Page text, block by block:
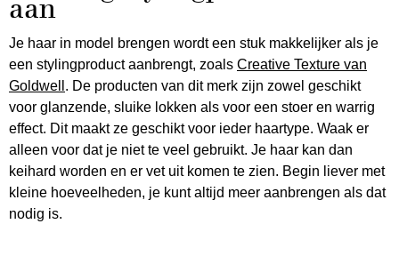
aan
Je haar in model brengen wordt een stuk makkelijker als je
een stylingproduct aanbrengt, zoals Creative Texture van
Goldwell . De producten van dit merk zijn zowel geschikt
voor glanzende, sluike lokken als voor een stoer en warrig
effect. Dit maakt ze geschikt voor ieder haartype. Waak er
alleen voor dat je niet te veel gebruikt. Je haar kan dan
keihard worden en er vet uit komen te zien. Begin liever met
kleine hoeveelheden, je kunt altijd meer aanbrengen als dat
nodig is.